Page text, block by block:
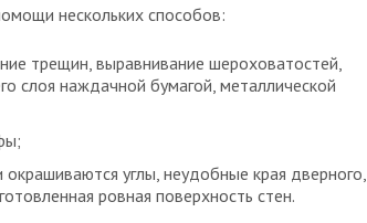
нескольких способов:
трещин, выравнивание шероховатостей,
слоя наждачной бумагой, металлической
углы, неудобные края дверного,
ровная поверхность стен.